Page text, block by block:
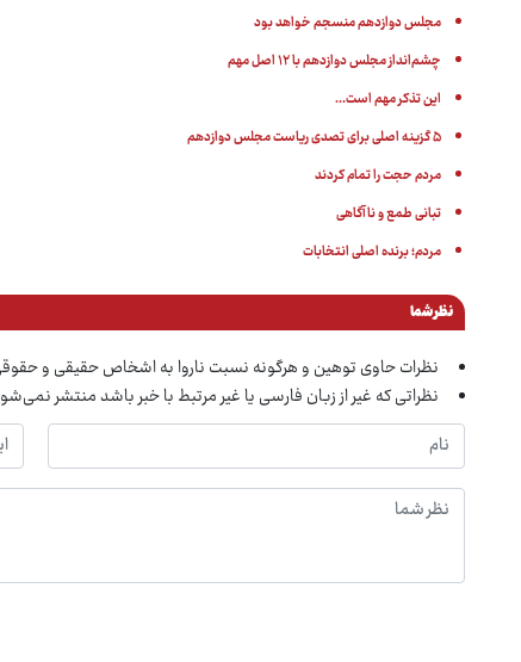
مجلس دوازدهم منسجم خواهد بود
چشم‌انداز مجلس دوازدهم با ۱۲ اصل مهم
این تذکر مهم است...
۵ گزینه اصلی برای تصدی ریاست مجلس دوازدهم
مردم حجت را تمام کردند
تبانی طمع و ناآگاهی
مردم؛ برنده اصلی انتخابات
نظر شما
نظرات حاوی توهین و هرگونه نسبت ناروا به اشخاص حقیقی و
نظراتی که غیر از زبان فارسی یا غیر مرتبط با خبر باشد منتشر